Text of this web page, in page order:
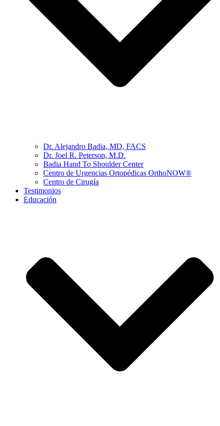
Dr. Alejandro Badia, MD, FACS
Dr. Joel R. Peterson, M.D.
Badia Hand To Shoulder Center
Centro de Urgencias Ortopédicas OrthoNOW®
Centro de Cirugía
Testimonios
Educación